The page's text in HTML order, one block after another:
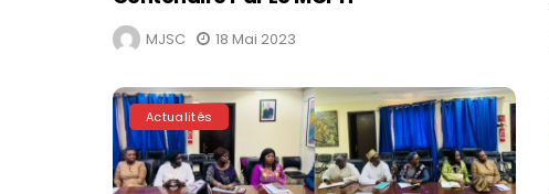
MJSC 18 Mai 2023
Actualités